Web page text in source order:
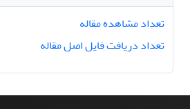
تعداد مشاهده مقاله
تعداد دریافت فایل اصل مقاله